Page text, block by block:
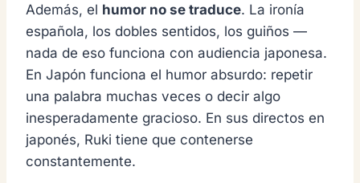
Además, el humor no se traduce. La ironía
española, los dobles sentidos, los guiños —
nada de eso funciona con audiencia japonesa.
En Japón funciona el humor absurdo: repetir
una palabra muchas veces o decir algo
inesperadamente gracioso. En sus directos en
japonés, Ruki tiene que contenerse
constantemente.